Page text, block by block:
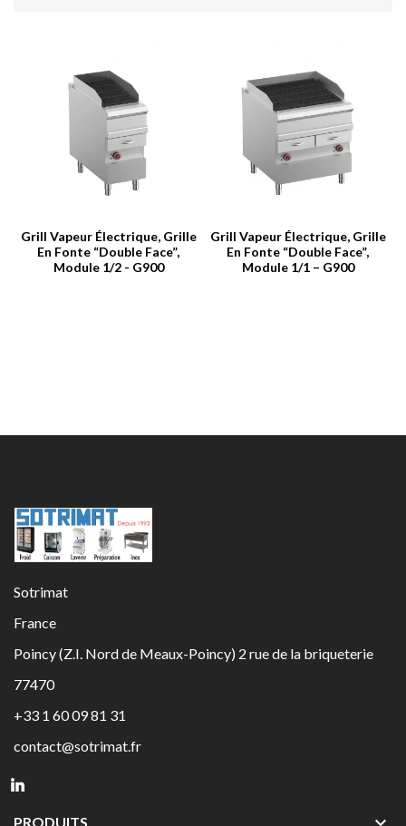
Grill Vapeur Électrique, Grille
En Fonte “double Face”,
Module 1/2 - G900
Grill Vapeur Électrique, Grille
En Fonte “double Face”,
Module 1/1 – G900
Sotrimat
France
Poincy (Z.I. Nord de Meaux-Poincy) 2 rue de la briqueterie
77470
+33 1 60 09 81 31
contact@sotrimat.fr
PRODUITS